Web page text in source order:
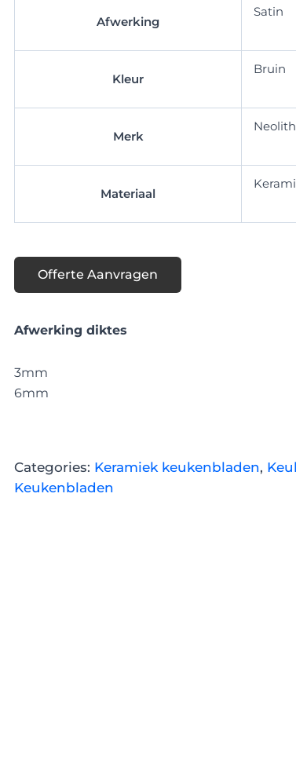
Afwerking
Satin
Kleur
Bruin
Merk
Neolith
Materiaal
Offerte Aanvragen
Afwerking diktes
3mm
6mm
Categories: Keramiek keukenbladen,
Keukenbladen